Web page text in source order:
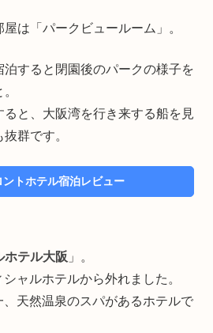
は「パークビュールーム」。
泊すると閉園後のパークの様子を
と、大阪湾を行き来する船を見
群です。
ントホテル宿泊レビュー
ホテル大阪 」。
ャルホテルから外れました。
天然温泉のスパがあるホテルで